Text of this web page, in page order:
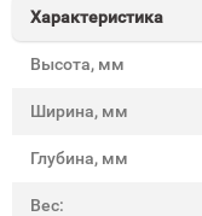
Характеристика
Высота, мм
Ширина, мм
Глубина, мм
Вес: